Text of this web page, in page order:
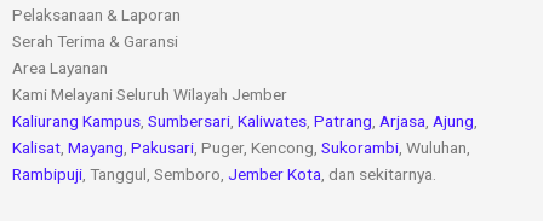
Pelaksanaan & Laporan
Serah Terima & Garansi
Area Layanan
Kami Melayani Seluruh Wilayah Jember
Kaliurang Kampus, Sumbersari, Kaliwates, Patrang, Arjasa, Ajung,
Kalisat, Mayang, Pakusari, Puger, Kencong, Sukorambi, Wuluhan,
Rambipuji, Tanggul, Semboro, Jember Kota, dan sekitarnya.